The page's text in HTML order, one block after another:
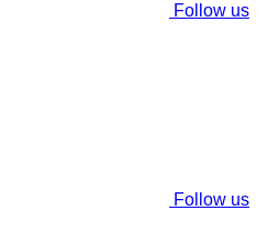
Follow us
Follow us